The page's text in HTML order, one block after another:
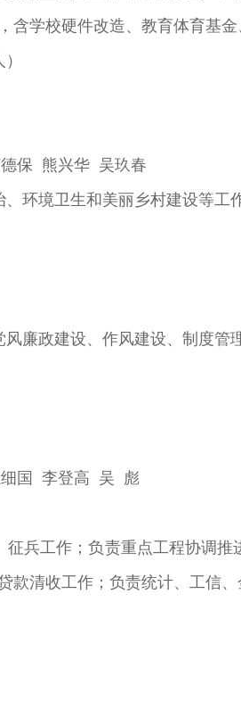
含学校硬件改造、教育体育基
熊兴华 吴玖春
境卫生和美丽乡村建设等工作
政建设、作风建设、制度管理
国 李登高 吴 彪
工作；负责重点工程协调推
款清收工作；负责统计、工信、